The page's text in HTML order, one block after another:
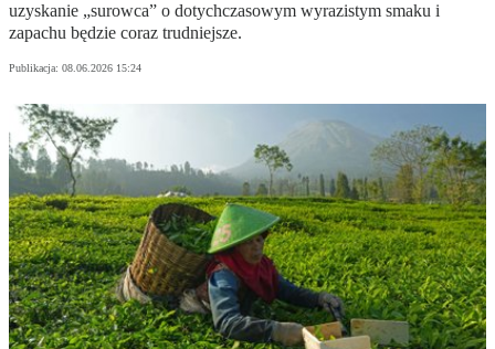
uzyskanie „surowca” o dotychczasowym wyrazistym smaku i
zapachu będzie coraz trudniejsze.
Publikacja: 08.06.2026 15:24